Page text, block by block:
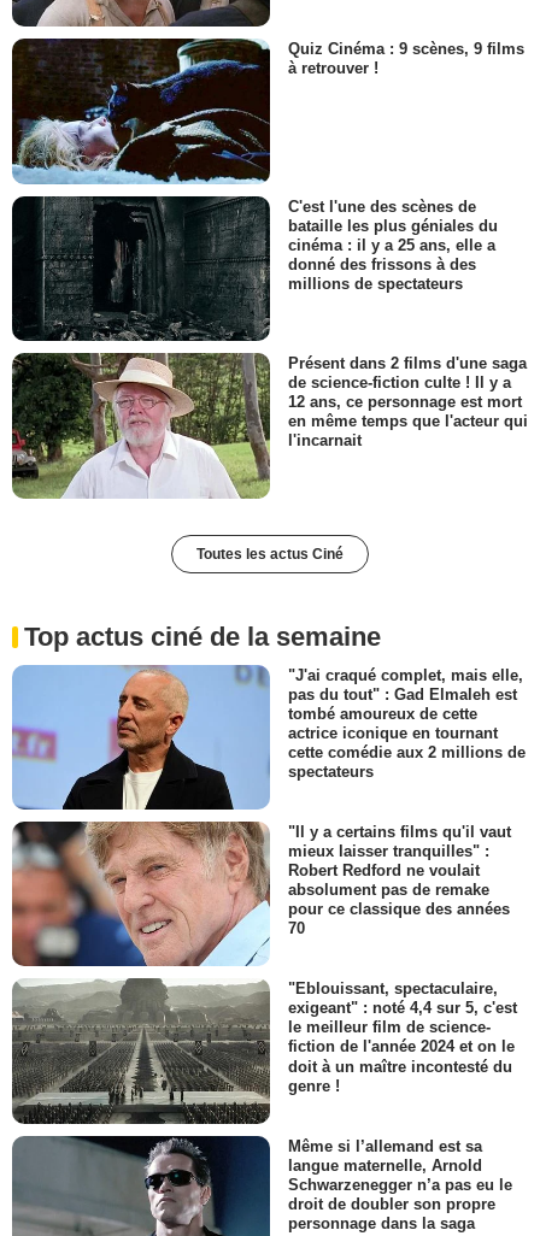
Quiz Cinéma : 9 scènes, 9 films
à retrouver !
C'est l'une des scènes de
bataille les plus géniales du
cinéma : il y a 25 ans, elle a
donné des frissons à des
millions de spectateurs
Présent dans 2 films d'une saga
de science-fiction culte ! Il y a
12 ans, ce personnage est mort
en même temps que l'acteur qui
l'incarnait
Toutes les actus Ciné
Top actus ciné de la semaine
"J'ai craqué complet, mais elle,
pas du tout" : Gad Elmaleh est
tombé amoureux de cette
actrice iconique en tournant
cette comédie aux 2 millions de
spectateurs
"Il y a certains films qu'il vaut
mieux laisser tranquilles" :
Robert Redford ne voulait
absolument pas de remake
pour ce classique des années
70
"Eblouissant, spectaculaire,
exigeant" : noté 4,4 sur 5, c'est
le meilleur film de science-
fiction de l'année 2024 et on le
doit à un maître incontesté du
genre !
Même si l’allemand est sa
langue maternelle, Arnold
Schwarzenegger n’a pas eu le
droit de doubler son propre
personnage dans la saga